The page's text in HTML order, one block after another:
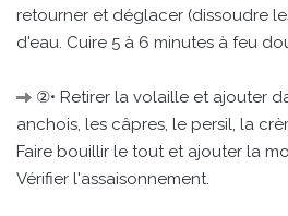
retourner et déglacer (dissoudre
d'eau. Cuire 5 à 6 minutes à feu
②• Retirer la volaille et ajouter
anchois, les câpres, le persil, la
Faire bouillir le tout et ajouter la
Vérifier l'assaisonnement.